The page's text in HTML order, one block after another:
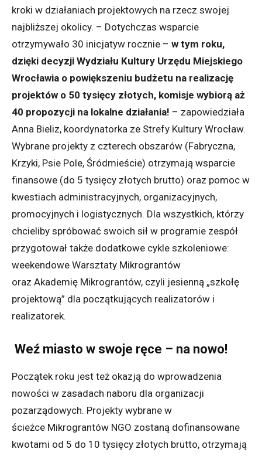
kroki w działaniach projektowych na rzecz swojej
najbliższej okolicy. – Dotychczas wsparcie
otrzymywało 30 inicjatyw rocznie – w tym roku,
dzięki decyzji Wydziału Kultury Urzędu Miejskiego
Wrocławia o powiększeniu budżetu na realizację
projektów o 50 tysięcy złotych, komisje wybiorą aż
40 propozycji na lokalne działania! – zapowiedziała
Anna Bieliz, koordynatorka ze Strefy Kultury Wrocław.
Wybrane projekty z czterech obszarów (Fabryczna,
Krzyki, Psie Pole, Śródmieście) otrzymają wsparcie
finansowe (do 5 tysięcy złotych brutto) oraz pomoc w
kwestiach administracyjnych, organizacyjnych,
promocyjnych i logistycznych. Dla wszystkich, którzy
chcieliby spróbować swoich sił w programie zespół
przygotował także dodatkowe cykle szkoleniowe:
weekendowe Warsztaty Mikrograntów
oraz Akademię Mikrograntów, czyli jesienną „szkołę
projektową” dla początkujących realizatorów i
realizatorek.
Weź miasto w swoje ręce – na nowo!
Początek roku jest też okazją do wprowadzenia
nowości w zasadach naboru dla organizacji
pozarządowych. Projekty wybrane w
ścieżce Mikrograntów NGO zostaną dofinansowane
kwotami od 5 do 10 tysięcy złotych brutto, otrzymają